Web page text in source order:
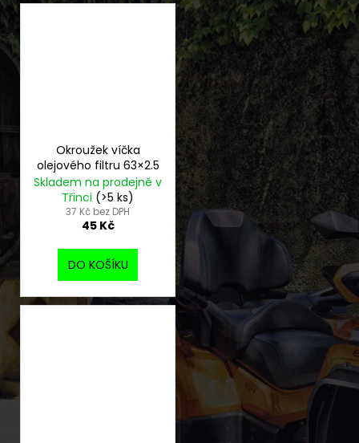
Okroužek víčka
olejového filtru 63×2.5
Skladem na prodejně v
Třinci (>5 ks)
37 Kč bez DPH
45 Kč
DO KOŠÍKU